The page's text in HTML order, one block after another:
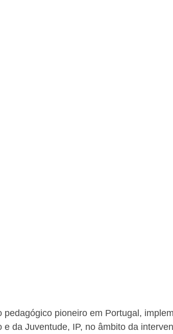
pedagógico pioneiro em Portugal,
da Juventude, IP, no âmbito da